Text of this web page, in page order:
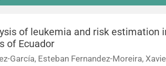
of leukemia and risk estimation
of Ecuador
García, Esteban Fernandez-Moreira,